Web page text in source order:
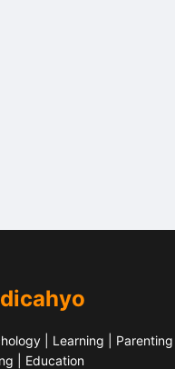
| Learning | Parenting |
| Education